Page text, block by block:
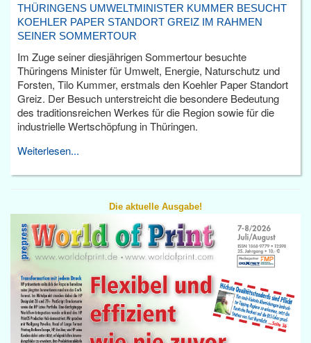
THÜRINGENS UMWELTMINISTER KUMMER BESUCHT
KOEHLER PAPER STANDORT GREIZ IM RAHMEN
SEINER SOMMERTOUR
Im Zuge seiner diesjährigen Sommertour besuchte
Thüringens Minister für Umwelt, Energie, Naturschutz und
Forsten, Tilo Kummer, erstmals den Koehler Paper Standort
Greiz. Der Besuch unterstreicht die besondere Bedeutung
des traditionsreichen Werkes für die Region sowie für die
industrielle Wertschöpfung in Thüringen.
Weiterlesen...
Die aktuelle Ausgabe!